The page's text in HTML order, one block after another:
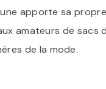
apporte sa
amateurs de sacs
de la mode.